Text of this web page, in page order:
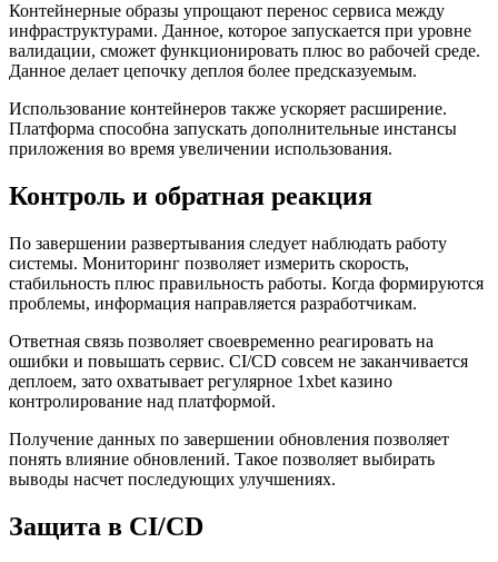
Контейнерные образы упрощают перенос сервиса между
инфраструктурами. Данное, которое запускается при уровне
валидации, сможет функционировать плюс во рабочей среде.
Данное делает цепочку деплоя более предсказуемым.
Использование контейнеров также ускоряет расширение.
Платформа способна запускать дополнительные инстансы
приложения во время увеличении использования.
Контроль и обратная реакция
По завершении развертывания следует наблюдать работу
системы. Мониторинг позволяет измерить скорость,
стабильность плюс правильность работы. Когда формируются
проблемы, информация направляется разработчикам.
Ответная связь позволяет своевременно реагировать на
ошибки и повышать сервис. CI/CD совсем не заканчивается
деплоем, зато охватывает регулярное 1xbet казино
контролирование над платформой.
Получение данных по завершении обновления позволяет
понять влияние обновлений. Такое позволяет выбирать
выводы насчет последующих улучшениях.
Защита в CI/CD